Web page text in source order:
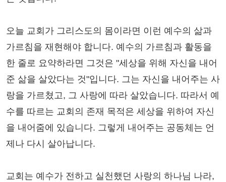
오늘 교회가 그리스도의 몸이라면 이런 예수의 삶과
가르침을 재현해야 합니다. 예수의 가르침과 활동을
한 줄로 요약하라면 그것은 "세상을 위해 자신을 내어
준 삶을 살았다는 것"입니다. 그는 자신을 내어주는 사
랑을 가르쳤고, 그 사랑에 따라 살았습니다. 따라서 예
수를 따르는 교회의 존재 목적은 세상을 위하여 자신
을 내어줌에 있습니다. 그렇게 내어주는 공동체는 언
제나 다시 살아납니다.
교회는 예수가 전하고 실천했던 사랑의 하나님 나라,